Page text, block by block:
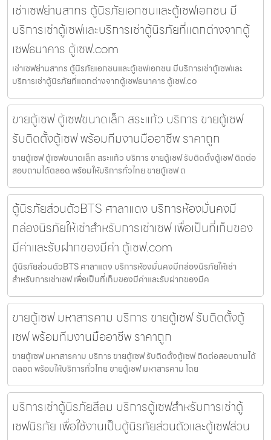
เช่าเซฟย่านสาทร ตู้นิรภัยเอกชนและตู้เซฟเอกชน มี
บริการเช่าตู้เซฟและบริการเช่าตู้นิรภัยที่แตกต่างจากตู้
เซฟธนาคาร ตู้เซฟ.com
เช่าเซฟย่านสาทร ตู้นิรภัยเอกชนและตู้เซฟเอกชน มีบริการเช่าตู้เซฟและ
บริการเช่าตู้นิรภัยที่แตกต่างจากตู้เซฟธนาคาร ตู้เซฟ.co
ขายตู้เซฟ ตู้เซฟขนาดเล็ก สระแก้ว บริการ ขายตู้เซฟ
รับติดตั้งตู้เซฟ พร้อมทีมงานมืออาชีพ ราคาถูก
ขายตู้เซฟ ตู้เซฟขนาดเล็ก สระแก้ว บริการ ขายตู้เซฟ รับติดตั้งตู้เซฟ ติดต่อ
สอบถามได้ตลอด พร้อมให้บริการทั่วไทย ขายตู้เซฟ ต
ตู้นิรภัยส่วนตัวBTS ศาลาแดง บริการห้องมั่นคงมี
กล่องนิรภัยให้เช่าสำหรับการเช่าเซฟ เพื่อเป็นที่เก็บของ
มีค่าและรับฝากของมีค่า ตู้เซฟ.com
ตู้นิรภัยส่วนตัวBTS ศาลาแดง บริการห้องมั่นคงมีกล่องนิรภัยให้เช่า
สำหรับการเช่าเซฟ เพื่อเป็นที่เก็บของมีค่าและรับฝากของมีค
ขายตู้เซฟ มหาสารคาม บริการ ขายตู้เซฟ รับติดตั้งตู้
เซฟ พร้อมทีมงานมืออาชีพ ราคาถูก
ขายตู้เซฟ มหาสารคาม บริการ ขายตู้เซฟ รับติดตั้งตู้เซฟ ติดต่อสอบถามได้
ตลอด พร้อมให้บริการทั่วไทย ขายตู้เซฟ มหาสารคาม โดย
บริการเช่าตู้นิรภัยสีลม บริการตู้เซฟสำหรับการเช่าตู้
เซฟนิรภัย เพื่อใช้งานเป็นตู้นิรภัยส่วนตัวและตู้เซฟส่วน